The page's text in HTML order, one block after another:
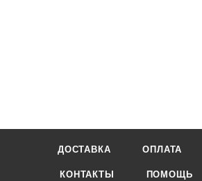
ДОСТАВКА ОПЛАТА
КОНТАКТЫ ПОМОЩЬ